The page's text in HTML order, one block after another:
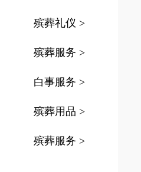
殡葬礼仪 >
殡葬服务 >
白事服务 >
殡葬用品 >
殡葬服务 >